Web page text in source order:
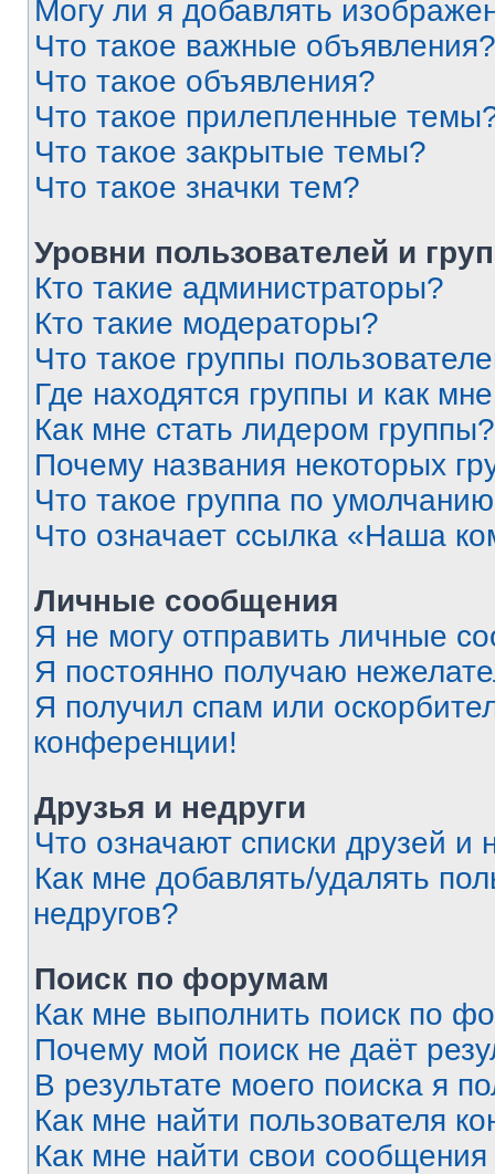
Могу ли я добавлять
Что такое важные объявления?
Что такое объявления?
Что такое прилепленные
Что такое закрытые темы?
Что такое значки тем?
Уровни пользователей и
Кто такие администраторы?
Кто такие модераторы?
Что такое группы
Где находятся группы и как
Как мне стать лидером группы?
Почему названия некоторых
Что такое группа по
Что означает ссылка «Наша
Личные сообщения
Я не могу отправить личные
Я постоянно получаю
Я получил спам или
конференции!
Друзья и недруги
Что означают списки друзей и
Как мне добавлять/удалять
недругов?
Поиск по форумам
Как мне выполнить поиск по
Почему мой поиск не даёт
В результате моего поиска я
Как мне найти пользователя
Как мне найти свои